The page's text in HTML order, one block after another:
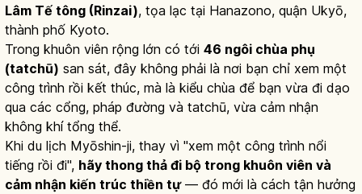
Lâm Tế tông (Rinzai), tọa lạc tại Hanazono, quận Ukyō,
thành phố Kyoto.
Trong khuôn viên rộng lớn có tới 46 ngôi chùa phụ
(tatchū) san sát, đây không phải là nơi bạn chỉ xem một
công trình rồi kết thúc, mà là kiểu chùa để bạn vừa đi dạo
qua các cổng, pháp đường và tatchū, vừa cảm nhận
không khí tổng thể.
Khi du lịch Myōshin-ji, thay vì "xem một công trình nổi
tiếng rồi đi", hãy thong thả đi bộ trong khuôn viên và
cảm nhận kiến trúc thiền tự— đó mới là cách tận hưởng